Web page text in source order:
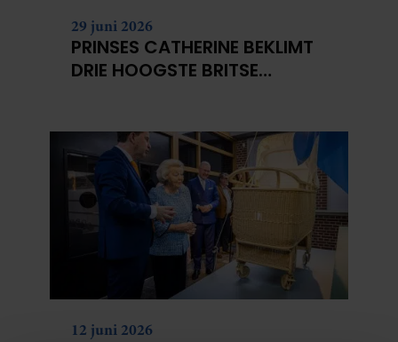
29 juni 2026
PRINSES CATHERINE BEKLIMT
DRIE HOOGSTE BRITSE
12 juni 2026